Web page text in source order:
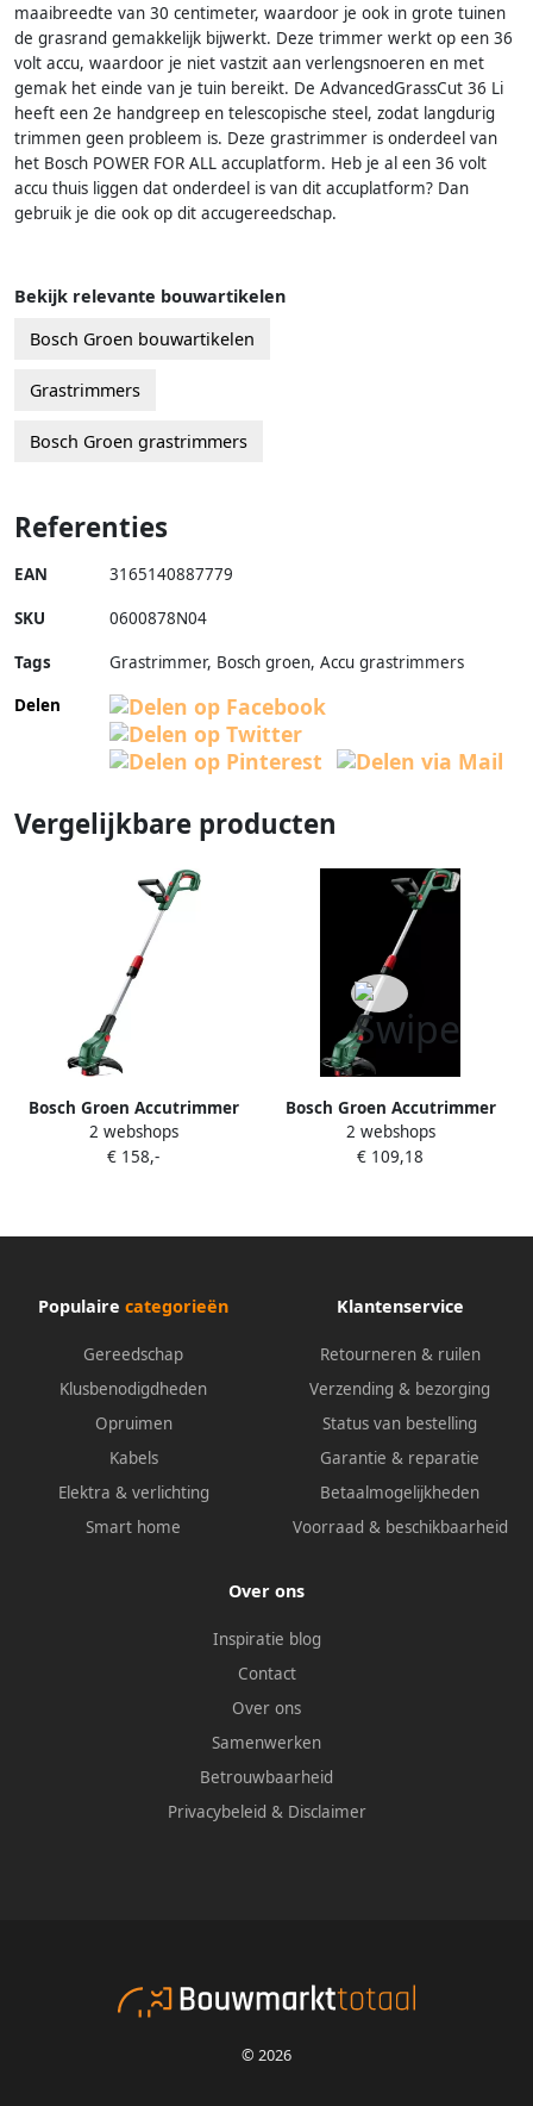
maaibreedte van 30 centimeter, waardoor je ook in grote tuinen
de grasrand gemakkelijk bijwerkt. Deze trimmer werkt op een 36
volt accu, waardoor je niet vastzit aan verlengsnoeren en met
gemak het einde van je tuin bereikt. De AdvancedGrassCut 36 Li
heeft een 2e handgreep en telescopische steel, zodat langdurig
trimmen geen probleem is. Deze grastrimmer is onderdeel van
het Bosch POWER FOR ALL accuplatform. Heb je al een 36 volt
accu thuis liggen dat onderdeel is van dit accuplatform? Dan
gebruik je die ook op dit accugereedschap.
Bekijk relevante bouwartikelen
Bosch Groen bouwartikelen
Grastrimmers
Bosch Groen grastrimmers
Referenties
EAN 3165140887779
SKU 0600878N04
Tags
Grastrimmer, Bosch groen, Accu grastrimmers
Delen
Vergelijkbare producten
Bosch Groen Accutrimmer
UniversalGrassCut 18V-26-
500 | 1x 2 0 Ah accu + AL
2 webshops
€ 158,-
Bosch Groen Accutrimmer
UniversalGrassCut 18V-26-
500 | Zonder accu en lader
2 webshops
€ 109,18
Populaire categorieën
Gereedschap
Klusbenodigdheden
Opruimen
Kabels
Elektra & verlichting
Smart home
Klantenservice
Retourneren & ruilen
Verzending & bezorging
Status van bestelling
Garantie & reparatie
Betaalmogelijkheden
Voorraad & beschikbaarheid
Over ons
Inspiratie blog
Contact
Over ons
Samenwerken
Betrouwbaarheid
Privacybeleid & Disclaimer
© 2026